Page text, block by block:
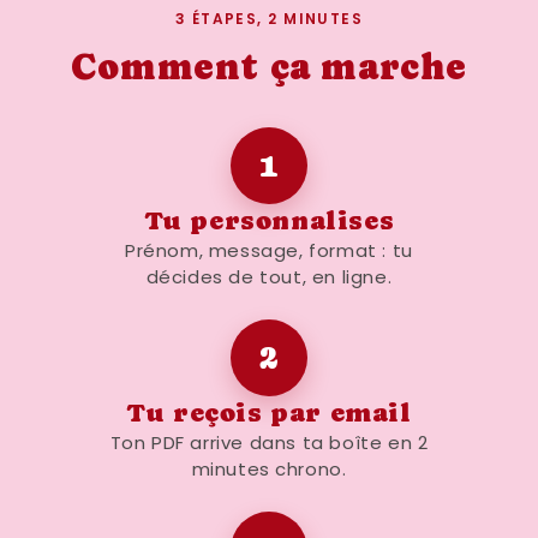
caractéristiques de l'affiche cadeau
anniversaire 20 ans vert
Affiche numérique à télécharger
Format : adaptable en A6, A5, A4, A3, A2
Non personnalisable
Idéale pour les décorations d'anniversaire
Facile à imprimer chez soi ou chez un
Parfaite pour un cadeau d'anniversaire
unique et mémorable
Pourquoi opter pour une affiche
3 ÉTAPES, 2 MINUTES
Comment ça marche
1
Tu personnalises
Prénom, message, format : tu
décides de tout, en ligne.
2
Tu reçois par email
Ton PDF arrive dans ta boîte en 2
minutes chrono.